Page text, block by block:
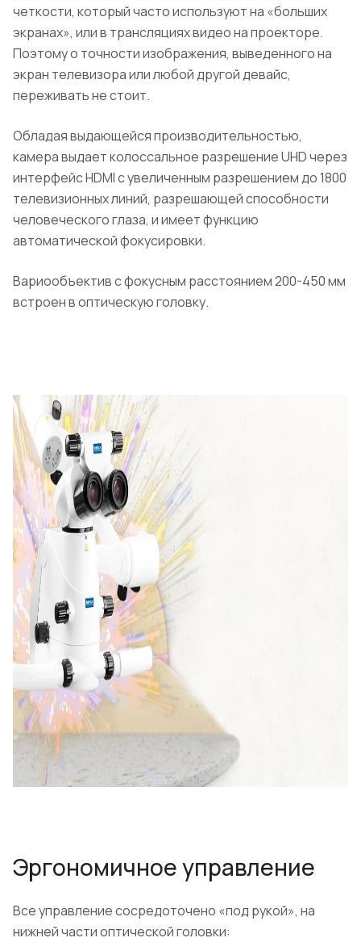
четкости, который часто используют на «больших
экранах», или в трансляциях видео на проекторе.
Поэтому о точности изображения, выведенного на
экран телевизора или любой другой девайс,
переживать не стоит.
Обладая выдающейся производительностью,
камера выдает колоссальное разрешение UHD через
интерфейс HDMI с увеличенным разрешением до 1800
телевизионных линий, разрешающей способности
человеческого глаза, и имеет функцию
автоматической фокусировки.
Вариообъектив с фокусным расстоянием 200-450 мм
встроен в оптическую головку.
Эргономичное управление
Все управление сосредоточено «под рукой», на
нижней части оптической головки: